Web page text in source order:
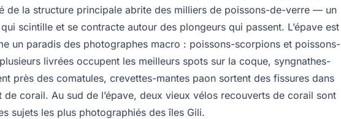
de la structure principale abrite des milliers de poissons-de-verre — un
scintille et se contracte autour des plongeurs qui passent. L’épave est
un paradis des photographes macro : poissons-scorpions et poissons-
livrées occupent les meilleurs spots sur la coque, syngnathes-
près des comatules, crevettes-mantes paon sortent des fissures dans
de corail. Au sud de l’épave, deux vieux vélos recouverts de corail sont
sujets les plus photographiés des îles Gili.